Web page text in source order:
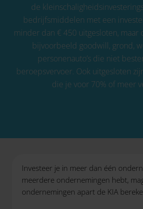
de
bedrijfsmiddelen met een
minder dan € 450 uitgesloten, maar
bijvoorbeeld goodwill, grond,
personenauto’s die niet
beroepsvervoer. Ook uitgesloten
die je voor 70% of meer
Investeer je in meer dan één
meerdere ondernemingen hebt,
ondernemingen apart de KIA